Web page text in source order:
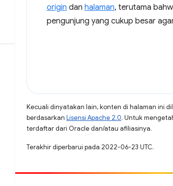
origin dan halaman, terutama
pengunjung yang cukup besar
Kecuali dinyatakan lain, konten di halaman ini
berdasarkan Lisensi Apache 2.0. Untuk
terdaftar dari Oracle dan/atau afiliasinya.
Terakhir diperbarui pada 2022-06-23 UTC.